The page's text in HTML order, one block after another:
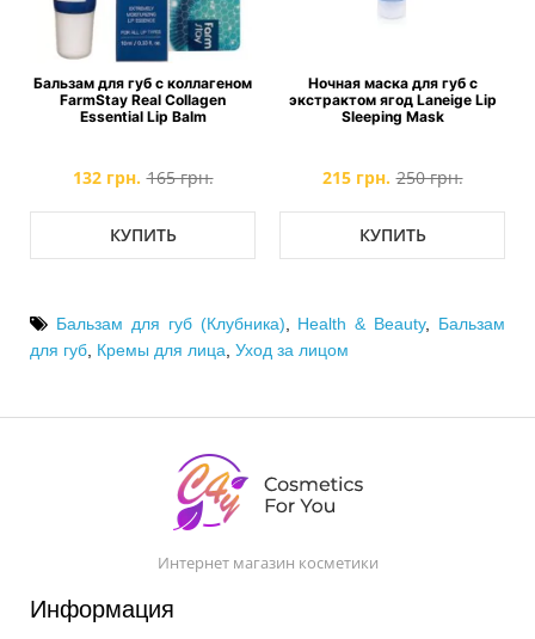
Бальзам для губ с коллагеном
FarmStay Real Collagen
Essential Lip Balm
132 грн. 165 грн.
КУПИТЬ
Ночная маска для губ с
экстрактом ягод Laneige Lip
Sleeping Mask
215 грн. 250 грн.
КУПИТЬ
Бальзам для губ (Клубника) Health & Beauty, Бальзам
для губ Кремы для лица Уход за лицом
Интернет магазин косметики
Информация